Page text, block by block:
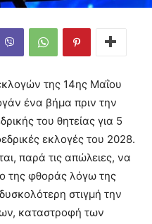
της 14ης Μαΐου
ένα βήμα πριν την
του θητείας για 5
εκλογές του 2028.
παρά τις απώλειες, να
της φθοράς λόγω της
στιγμή την
καταστροφή των